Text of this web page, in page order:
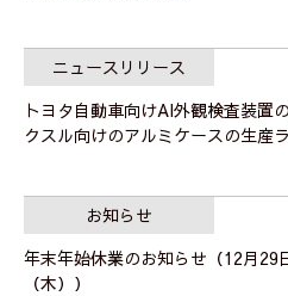
ニュースリリース
トヨタ自動車向けAI外観検査装置
クスル向けのアルミケースの生産
お知らせ
年末年始休業のお知らせ（12月29
（木））